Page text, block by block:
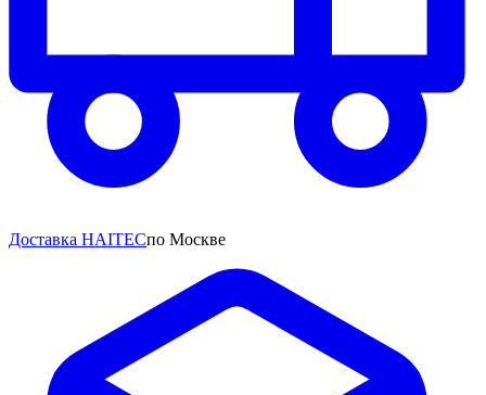
Доставка HAITECпо Москве